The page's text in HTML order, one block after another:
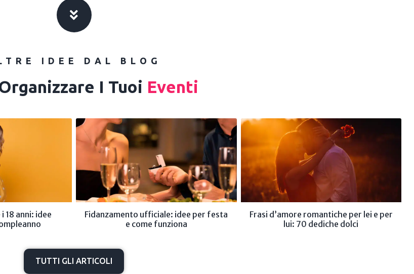
IDEE DAL BLOG
I Tuoi Eventi
18 anni: idee
Fidanzamento ufficiale: idee per festa
e come funziona
Frasi d’amore romantiche per lei e per
lui: 70 dediche dolci
TUTTI GLI ARTICOLI